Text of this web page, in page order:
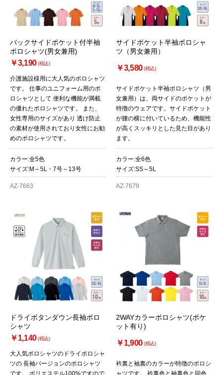
バックサイドポケット付半袖
ポロシャツ(男女兼用)
￥3,190(税込)
介護施設様用に大人気のポロシャツ
です。 仕事のユニフォーム用のポ
ロシャツとして 便利な機能が満載
の優れたポロシャツです。 また、
女性専用のサイズがあり 透け防止
の素材が使用されており女性にお勧
めのポロシャツです。
カラー:全5色
サイズ:M～5L・7号～13号
AZ-7663
サイドポケット半袖ポロシャ
ツ（男女兼用）
￥3,580(税込)
サイドポケット半袖ポロシャツ（男
女兼用）は、両サイドのポケットが
特徴のウェアです。サイドポケット
が腰の横に付いているため、機能性
が高くスッキリとした見た目があり
ます。
カラー:全6色
サイズ:SS～5L
AZ-7679
ドライボタンダウン長袖ポロ
シャツ
￥1,140(税込)
大人気ポロシャツのドライポロシャ
ツの 長袖バージョンのポロシャツ
2WAYカラーポロシャツ(ポケ
ット有り)
￥1,900(税込)
衿裏と袖裏のカラーが特徴のポロシ